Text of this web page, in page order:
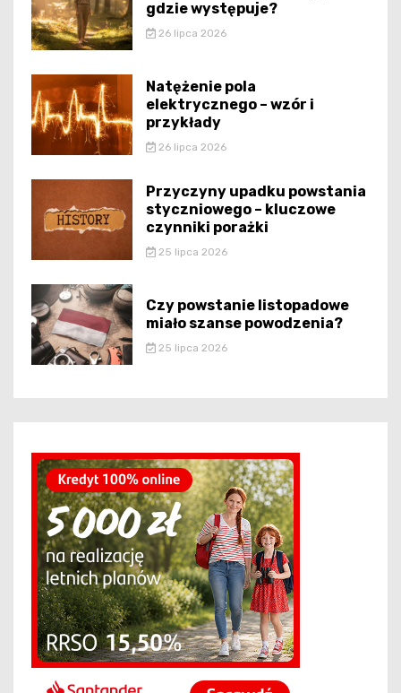
gdzie występuje?
26 lipca 2026
Natężenie pola
elektrycznego – wzór i
przykłady
26 lipca 2026
Przyczyny upadku powstania
styczniowego – kluczowe
czynniki porażki
25 lipca 2026
Czy powstanie listopadowe
miało szanse powodzenia?
25 lipca 2026